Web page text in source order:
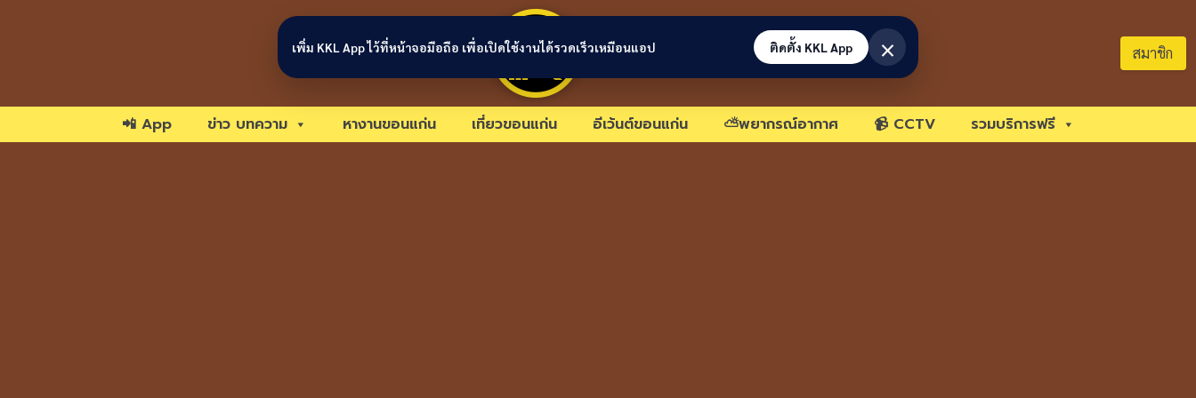
ขอนแก่นลิงก์ สมาชิก
📲 App ข่าว บทความ หางานขอนแก่น เที่ยวขอนแก่น อีเว้นต์ขอนแก่น ⛅พยากรณ์อากาศ 📹 CCTV รวมบริการฟรี
เพิ่ม KKL App ไว้ที่หน้าจอมือถือ เพื่อเปิดใช้งานได้รวดเร็วเหมือนแอป ติดตั้ง KKL App ×